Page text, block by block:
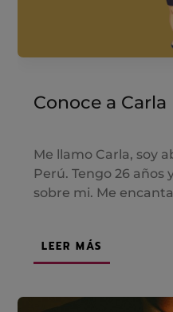
Conoce a Carla
Me llamo Carla, soy
Perú. Tengo 26
sobre mi. Me
LEER MÁS